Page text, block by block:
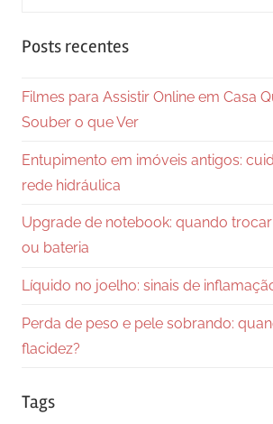
Posts recentes
Filmes para Assistir Online em Casa
Souber o que Ver
Entupimento em imóveis antigos:
rede hidráulica
Upgrade de notebook: quando
ou bateria
Líquido no joelho: sinais de
Perda de peso e pele sobrando:
flacidez?
Tags